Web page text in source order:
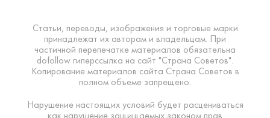
Статьи, переводы, изображения и торговые марки
принадлежат их авторам и владельцам. При
частичной перепечатке материалов обязательна
dofollow гиперссылка на сайт "Страна Советов".
Копирование материалов сайта Страна Советов в
полном объеме запрещено.
Нарушение настоящих условий будет расцениваться
как нарушение защищаемых законом прав